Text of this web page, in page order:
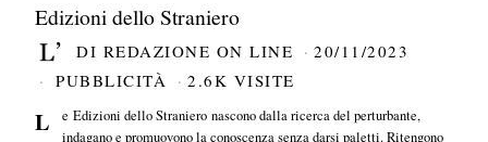
Edizioni dello Straniero
DI REDAZIONE ON LINE
20/11/2023
PUBBLICITÀ
2.6K VISITE
Le Edizioni dello Straniero nascono dalla ricerca del perturbante, indagano e promuovono la conoscenza senza darsi paletti. Ritengono